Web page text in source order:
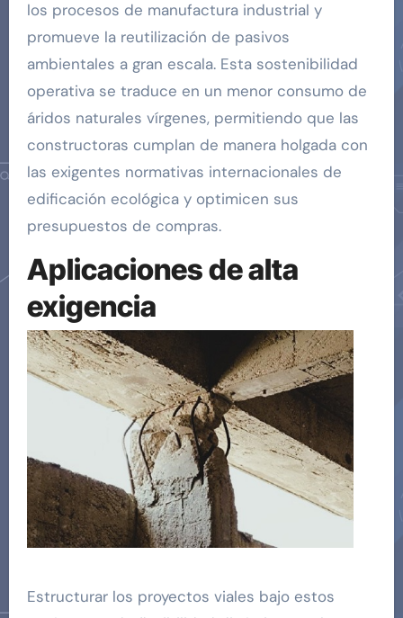
los procesos de manufactura industrial y
promueve la reutilización de pasivos
ambientales a gran escala. Esta sostenibilidad
operativa se traduce en un menor consumo de
áridos naturales vírgenes, permitiendo que las
constructoras cumplan de manera holgada con
las exigentes normativas internacionales de
edificación ecológica y optimicen sus
presupuestos de compras.
Aplicaciones de alta
exigencia
Estructurar los proyectos viales bajo estos